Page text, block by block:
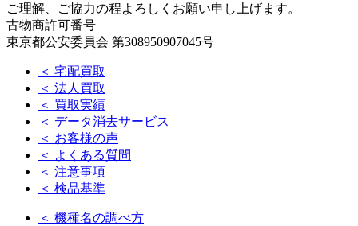
ご理解、ご協力の程よろしくお願い申し上げます。
古物商許可番号
東京都公安委員会 第308950907045号
＜ 宅配買取
＜ 法人買取
＜ 買取実績
＜ データ消去サービス
＜ お客様の声
＜ よくある質問
＜ 注意事項
＜ 検品基準
＜ 機種名の調べ方